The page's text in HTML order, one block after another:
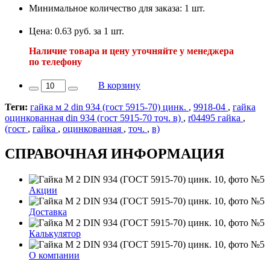
Минимальное количество для заказа: 1 шт.
Цена: 0.63 руб. за 1 шт.
Наличие товара и цену уточняйте у менеджера
по телефону
В корзину
Теги: гайка м 2 din 934 (гост 5915-70) цинк. , 9918-04 , гайка
оцинкованная din 934 (гост 5915-70 точ. в) , r04495 гайка ,
(гост , гайка , оцинкованная , точ. , в)
СПРАВОЧНАЯ ИНФОРМАЦИЯ
Акции
Доставка
Калькулятор
О компании